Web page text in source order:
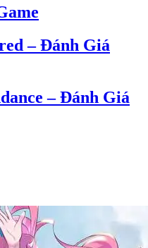
– Đánh Giá
– Đánh Giá